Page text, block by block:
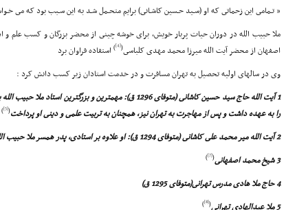
« تـمامى این زحماتى که او (سـید حـسین کاشـانى) برایم متحـمل شـد به این سـبب بود که مى
ملا حبیب الله در دوران حیات پربار خویش، براى خوشه چینى از محضر بزرگان و کسب علم
اصفهان از محضر آیت الله میرزا محمد مهدى کلباسى(
[4]
) استفاده فراوان برد
وى در سالهاى اولیه تحصیل به تهران مسافرت و در خدمت استادان زیر کسب دانش کرد :
1 آیت الله حاج سید حسین کاشانى (متوفاى 1296 ق): مهمترین و
را به عهده داشت و پس از مهاجرت به تهران نیز، همچنان به تربیت علمى و دینى او پرداخت(
[5]
)
2 آیت الله میر محمد على کاشانى (متوفاى 1294 ق): او علاوه بر استادى، پدر همسر ملا حبیب الله بود
3 شیخ محمد اصفهانى
(
[7]
)
4 حاج ملا هادى مدرس تهرانى(متوفاى 1295 ق)
5 ملا عبدالهادى تهرانى
(
[8]
)